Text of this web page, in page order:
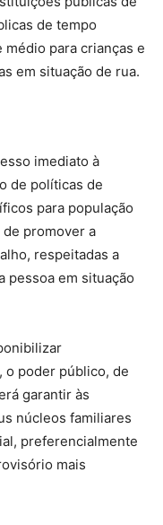
de tempo
para crianças e
em situação de rua.
imediato à
de políticas de
para população
promover a
respeitadas a
pessoa em situação
o poder público, de
garantir às
núcleos familiares
preferencialmente
mais